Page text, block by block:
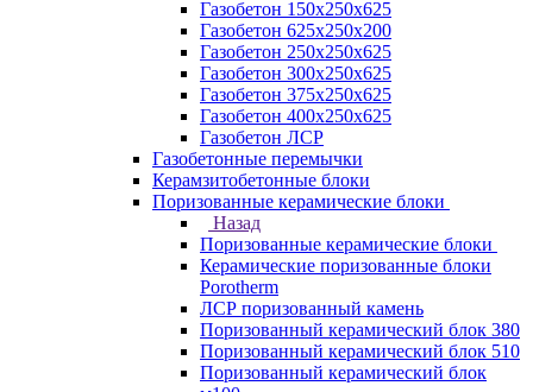
Газобетон 150х250х625
Газобетон 625х250х200
Газобетон 250х250х625
Газобетон 300х250х625
Газобетон 375х250х625
Газобетон 400х250х625
Газобетон ЛСР
Газобетонные перемычки
Керамзитобетонные блоки
Поризованные керамические блоки
Назад
Поризованные керамические блоки
Керамические поризованные блоки
Porotherm
ЛСР поризованный камень
Поризованный керамический блок 380
Поризованный керамический блок 510
Поризованный керамический блок